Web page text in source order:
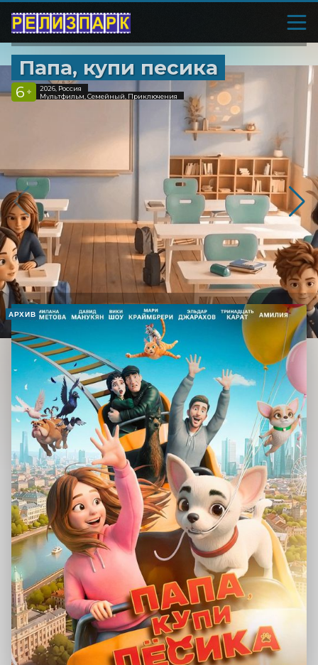
Папа, купи песика
6 +
2026, Россия
Мультфильм, Семейный, Приключения
АРХИВ